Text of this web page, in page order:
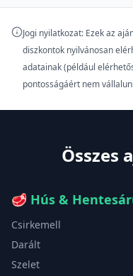
Jogi nyilatkozat: Ezek az
diszkontok nyilvánosan
adatainak (például
pontosságáért nem
Összes
🥩 Hús &
Csirkemell
Darált
Szelet